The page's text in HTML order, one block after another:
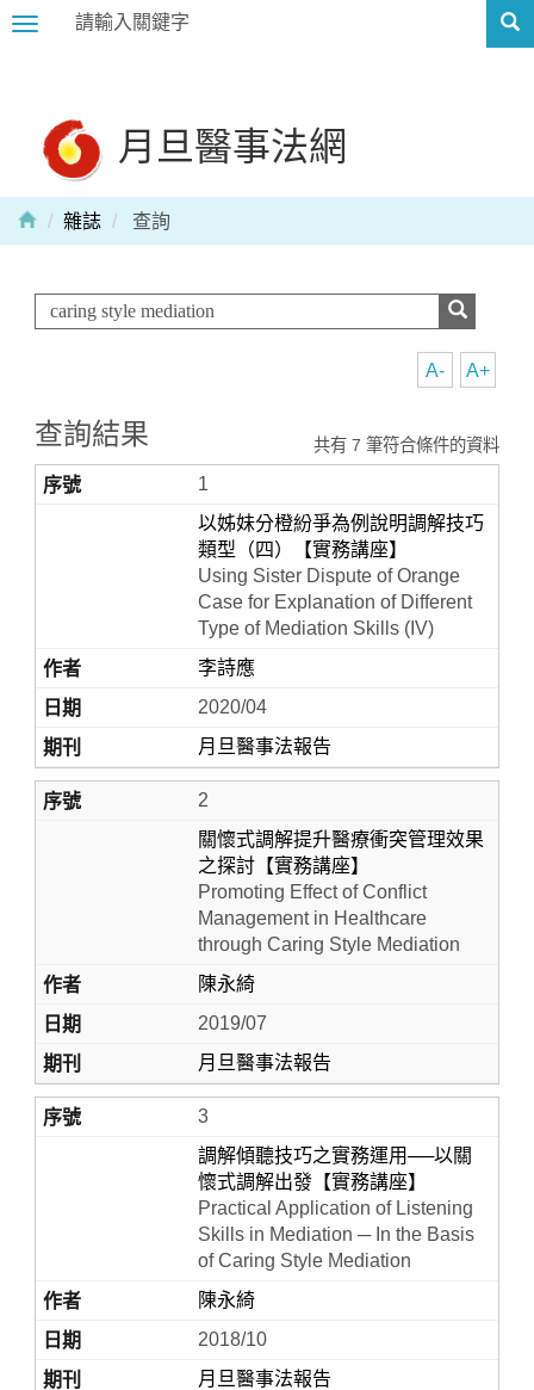
Toggle
月旦醫事法網
Home
雜誌 查詢
A+
A-
查詢結果 共有 7 筆符合條件的資料
1
以姊妹分橙紛爭為例說明調解技巧
類型（四）【實務講座】
Using Sister Dispute of Orange
Case for Explanation of Different
Type of Mediation Skills (IV)
李詩應
2020/04
月旦醫事法報告
2
關懷式調解提升醫療衝突管理效果
之探討【實務講座】
Promoting Effect of Conflict
Management in Healthcare
through Caring Style Mediation
陳永綺
2019/07
月旦醫事法報告
3
調解傾聽技巧之實務運用──以關
懷式調解出發【實務講座】
Practical Application of Listening
Skills in Mediation ─ In the Basis
of Caring Style Mediation
陳永綺
2018/10
月旦醫事法報告